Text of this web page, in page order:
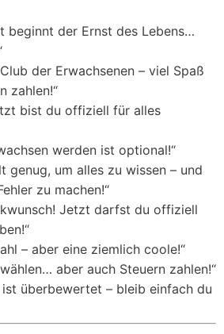
beginnt der Ernst des Lebens…
der Erwachsenen – viel Spaß
zahlen!“
bist du offiziell für alles
werden ist optional!“
genug, um alles zu wissen – und
zu machen!“
Jetzt darfst du offiziell
– aber eine ziemlich coole!“
aber auch Steuern zahlen!“
ist überbewertet – bleib einfach du